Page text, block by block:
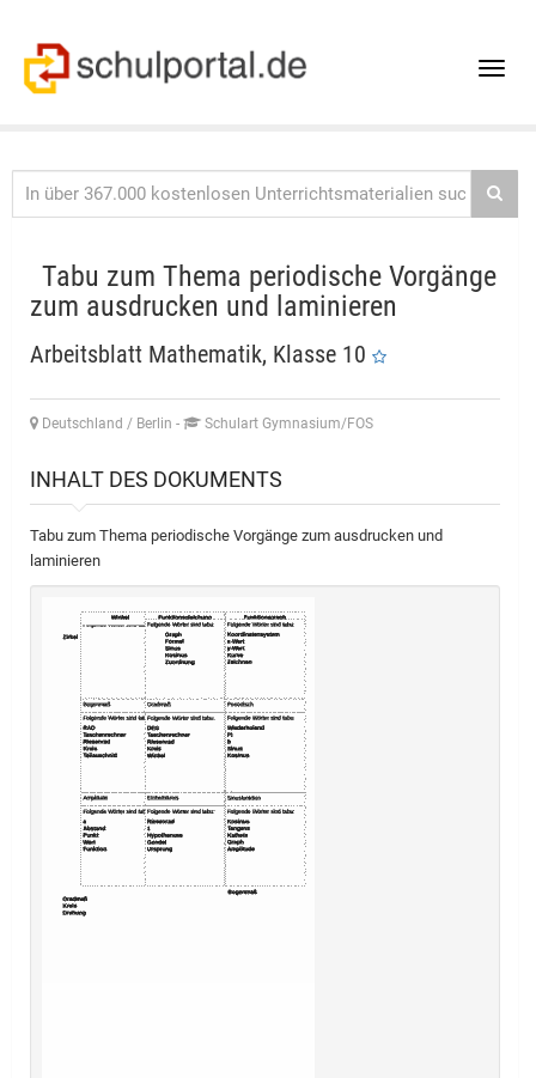
Toggle
Tabu zum Thema periodische Vorgänge
zum ausdrucken und laminieren
Arbeitsblatt Mathematik, Klasse 10
Deutschland / Berlin - Schulart Gymnasium/FOS
INHALT DES DOKUMENTS
Tabu zum Thema periodische Vorgänge zum ausdrucken und
laminieren